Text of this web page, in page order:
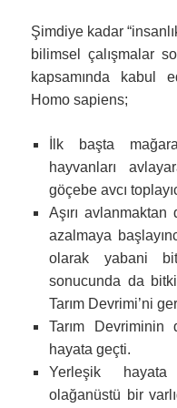
Şimdiye kadar
bilimsel çalışmalar
kapsamında kabul
Homo sapiens;
İlk başta
hayvanları
göçebe avcı
Aşırı avlanmaktan
azalmaya
olarak yabani
sonucunda da
Tarım Devrimi’ni
Tarım
hayata geçti.
Yerleşik
olağanüstü bir